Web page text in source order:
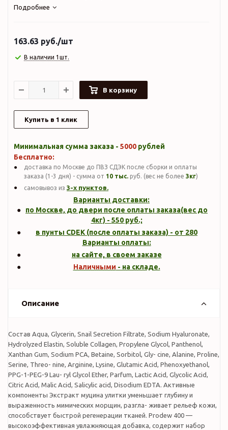
Подробнее
163.63 руб./шт
В наличии 1шт.
В корзину
Купить в 1 клик
Минимальная сумма заказа - 5000 рублей
Бесплатно:
доставка по Москве до ПВЗ СДЭК после сборки и оплаты
заказа (1-3 дня) - сумма от 10 тыс. руб. (вес не более 3кг)
самовывоз из 3-х пунктов.
Варианты доставки:
по Москве, до двери после оплаты заказа(вес до
4кг) - 550руб.;
в пунты CDEK (после оплаты заказа) - от 280
Варианты оплаты:
на сайте, в своем заказе
Наличными - на складе.
Описание
Состав Aqua, Glycerin, Snail Secretion Filtrate, Sodium Hyaluronate,
Hydrolyzed Elastin, Soluble Collagen, Propylene Glycol, Panthenol,
Xanthan Gum, Sodium PCA, Betaine, Sorbitol, Gly- cine, Alanine, Proline,
Serine, Threo- nine, Arginine, Lysine, Glutamic Acid, Phenoxyethanol,
PPG-1-PEG-9 Lau- ryl Glycol Ether, Parfum, Lactic Acid, Glycolic Acid,
Citric Acid, Malic Acid, Salicylic acid, Disodium EDTA. Активные
компоненты Экстракт муцина улитки уменьшает глубину и
выраженность мимических морщин, разгла- живает рельеф кожи,
способствует быстрой регенерации тканей. Prodew 400 —
высокоэффективная увлажняющая добавка, содержит набор